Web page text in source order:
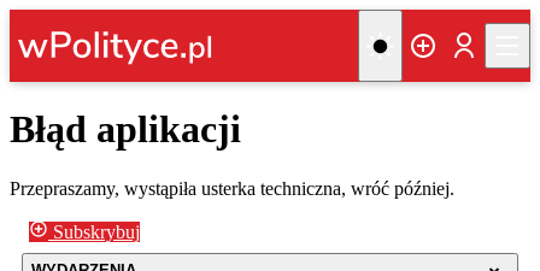
Błąd aplikacji
Przepraszamy, wystąpiła usterka techniczna, wróć później.
Subskrybuj